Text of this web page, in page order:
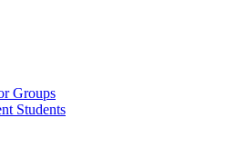
Groups
Students